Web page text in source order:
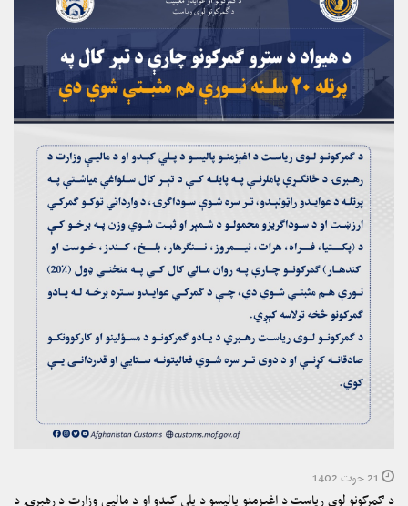
د ګمرکونو لوی ریاست د اغېزمنو پالیسو د پلي کېدو او د مالیې وزارت د رهبرۍ د